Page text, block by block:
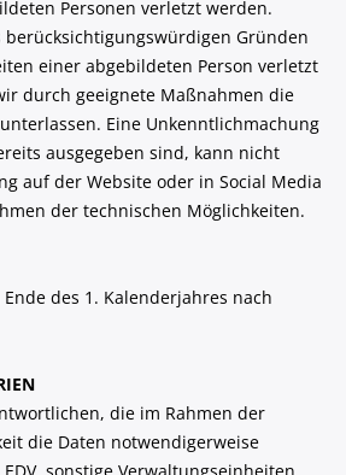
Personen verletzt werden.
berücksichtigungswürdigen Gründen
einer abgebildeten Person verletzt
durch geeignete Maßnahmen die
Eine Unkenntlichmachung
ausgegeben sind, kann nicht
auf der Website oder in Social Media
der technischen Möglichkeiten.
des 1. Kalenderjahres nach
die im Rahmen der
die Daten notwendigerweise